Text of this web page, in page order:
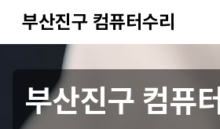
부산진구 컴퓨터수리
부산진구 컴퓨